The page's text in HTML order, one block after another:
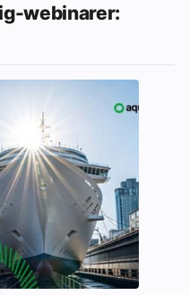
webinarer: